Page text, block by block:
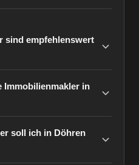
sind empfehlenswert
Immobilienmakler in
soll ich in Döhren